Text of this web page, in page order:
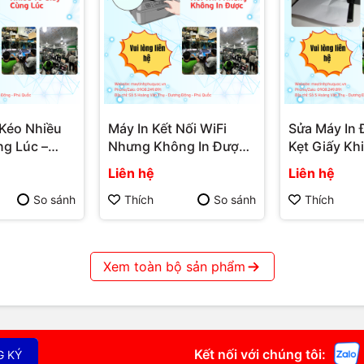
– HP)
Nhiều
Lúc –
Chữa Phú
Phú
Hải Đăng
So sánh
Máy In Kết Nối WiFi
Nhưng Không In Được –
Dịch Vụ Sửa Chữa Phú
Quốc | Máy Tính Phú
Quốc | Vi Tính Hải Đăng
Liên hệ
Thích So sánh
Sửa Máy In
Kẹt Giấy
Dịch Vụ
Quốc | Máy
Quốc | Vi
Liên hệ
Thích
Xem toàn bộ sản phẩm
KÝ Kết nối với chúng tôi: